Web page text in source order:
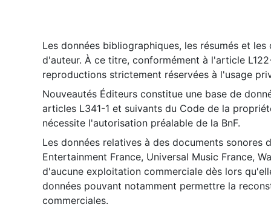
Les données bibliographiques, les résumés et
d'auteur. À ce titre, conformément à l'article
reproductions strictement réservées à l'usage
Nouveautés Éditeurs constitue une base de
articles L341-1 et suivants du Code de la
nécessite l'autorisation préalable de la BnF.
Les données relatives à des documents sonores
Entertainment France, Universal Music France,
d'aucune exploitation commerciale dès lors
données pouvant notamment permettre la
commerciales.